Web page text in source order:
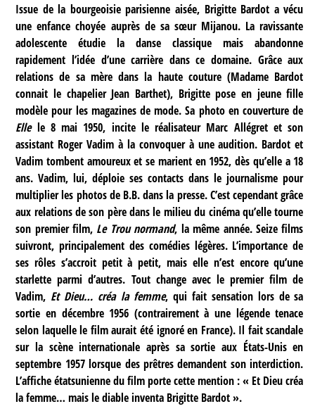
Issue de la bourgeoisie parisienne aisée, Brigitte Bardot a vécu
une enfance choyée auprès de sa sœur Mijanou. La ravissante
adolescente étudie la danse classique mais abandonne
rapidement l’idée d’une carrière dans ce domaine. Grâce aux
relations de sa mère dans la haute couture (Madame Bardot
connait le chapelier Jean Barthet), Brigitte pose en jeune fille
modèle pour les magazines de mode. Sa photo en couverture de
Ellele 8 mai 1950, incite le réalisateur Marc Allégret et son
assistant Roger Vadim à la convoquer à une audition. Bardot et
Vadim tombent amoureux et se marient en 1952, dès qu’elle a 18
ans. Vadim, lui, déploie ses contacts dans le journalisme pour
multiplier les photos de B.B. dans la presse. C’est cependant grâce
aux relations de son père dans le milieu du cinéma qu’elle tourne
son premier film, Le Trou normand, la même année. Seize films
suivront, principalement des comédies légères. L’importance de
ses rôles s’accroit petit à petit, mais elle n’est encore qu’une
starlette parmi d’autres. Tout change avec le premier film de
Vadim, Et Dieu… créa la femme, qui fait sensation lors de sa
sortie en décembre 1956 (contrairement à une légende tenace
selon laquelle le film aurait été ignoré en France). Il fait scandale
sur la scène internationale après sa sortie aux États-Unis en
septembre 1957 lorsque des prêtres demandent son interdiction.
L’affiche étatsunienne du film porte cette mention : « Et Dieu créa
la femme… mais le diable inventa Brigitte Bardot ».